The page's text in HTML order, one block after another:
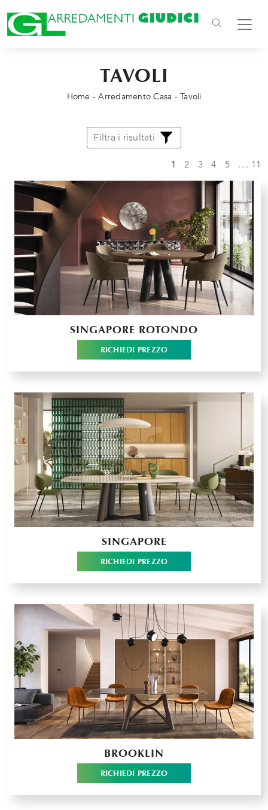
TAVOLI
Home -Arredamento Casa - Tavoli
Filtra i risultati
1 2 3 4 5 .... 11
SINGAPORE ROTONDO
RICHIEDI PREZZO
SINGAPORE
RICHIEDI PREZZO
BROOKLIN
RICHIEDI PREZZO